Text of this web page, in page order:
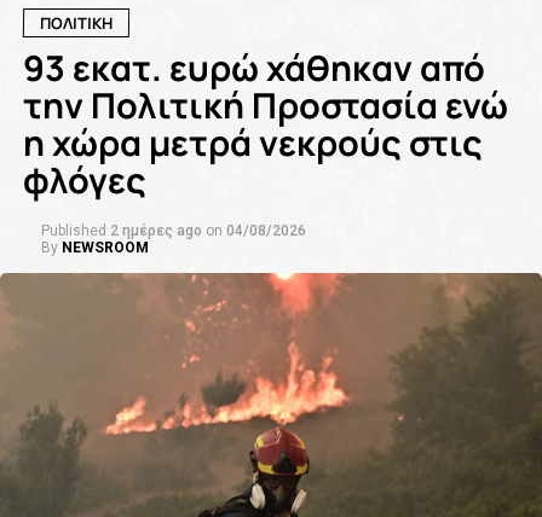
ΠΟΛΙΤΙΚΗ
93 εκατ. ευρώ χάθηκαν από
την Πολιτική Προστασία ενώ
η χώρα μετρά νεκρούς στις
φλόγες
Published 2 ημέρες ago on 04/08/2026
By NEWSROOM